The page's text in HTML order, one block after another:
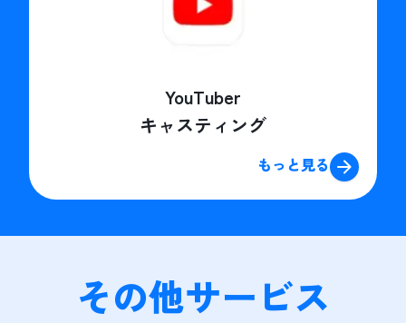
YouTuber
キャスティング
もっと見る
その他サービス